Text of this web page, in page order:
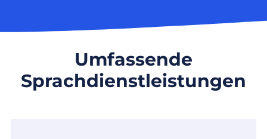
Umfassende
Sprachdienstleistungen